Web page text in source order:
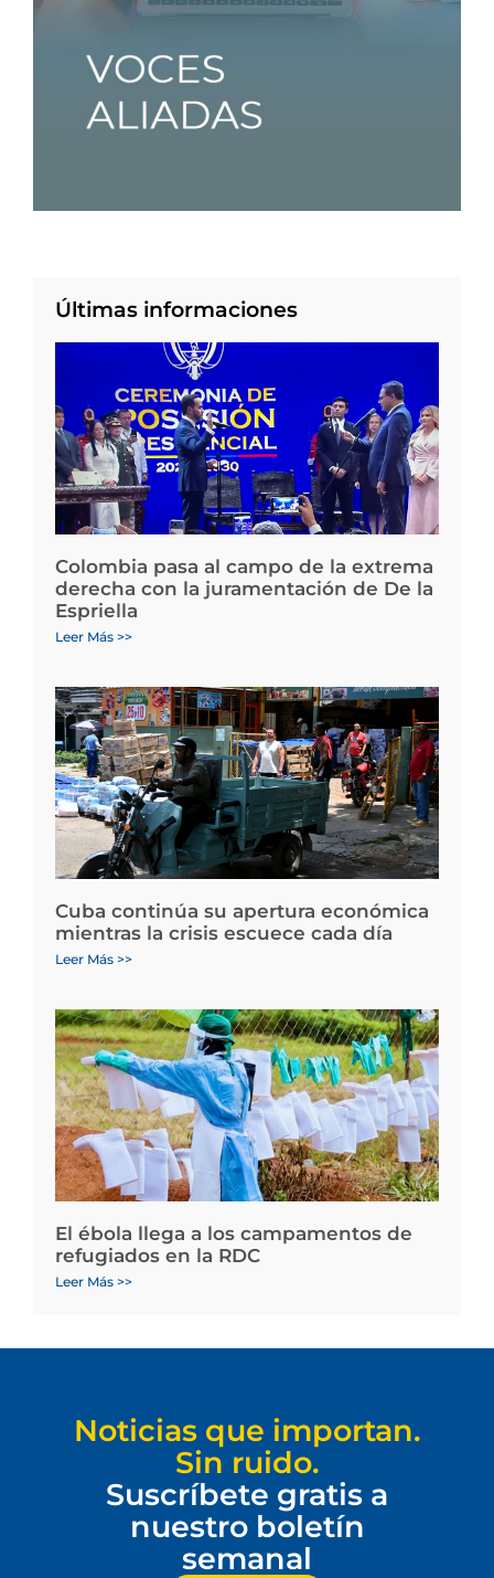
Últimas informaciones
Colombia pasa al campo de la extrema
derecha con la juramentación de De la
Espriella
Leer Más >>
Cuba continúa su apertura económica
mientras la crisis escuece cada día
Leer Más >>
El ébola llega a los campamentos de
refugiados en la RDC
Leer Más >>
Noticias que importan.
Sin ruido.
Suscríbete gratis a
nuestro boletín
semanal